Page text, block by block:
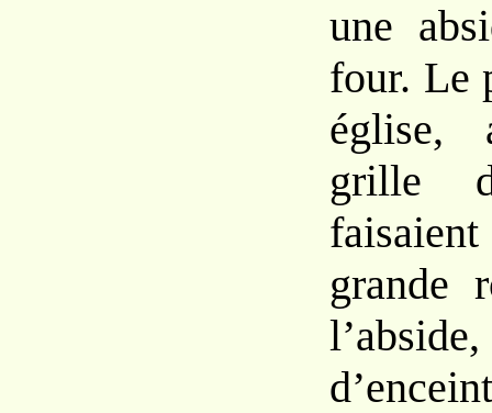
une
four. Le
église,
grille
grande